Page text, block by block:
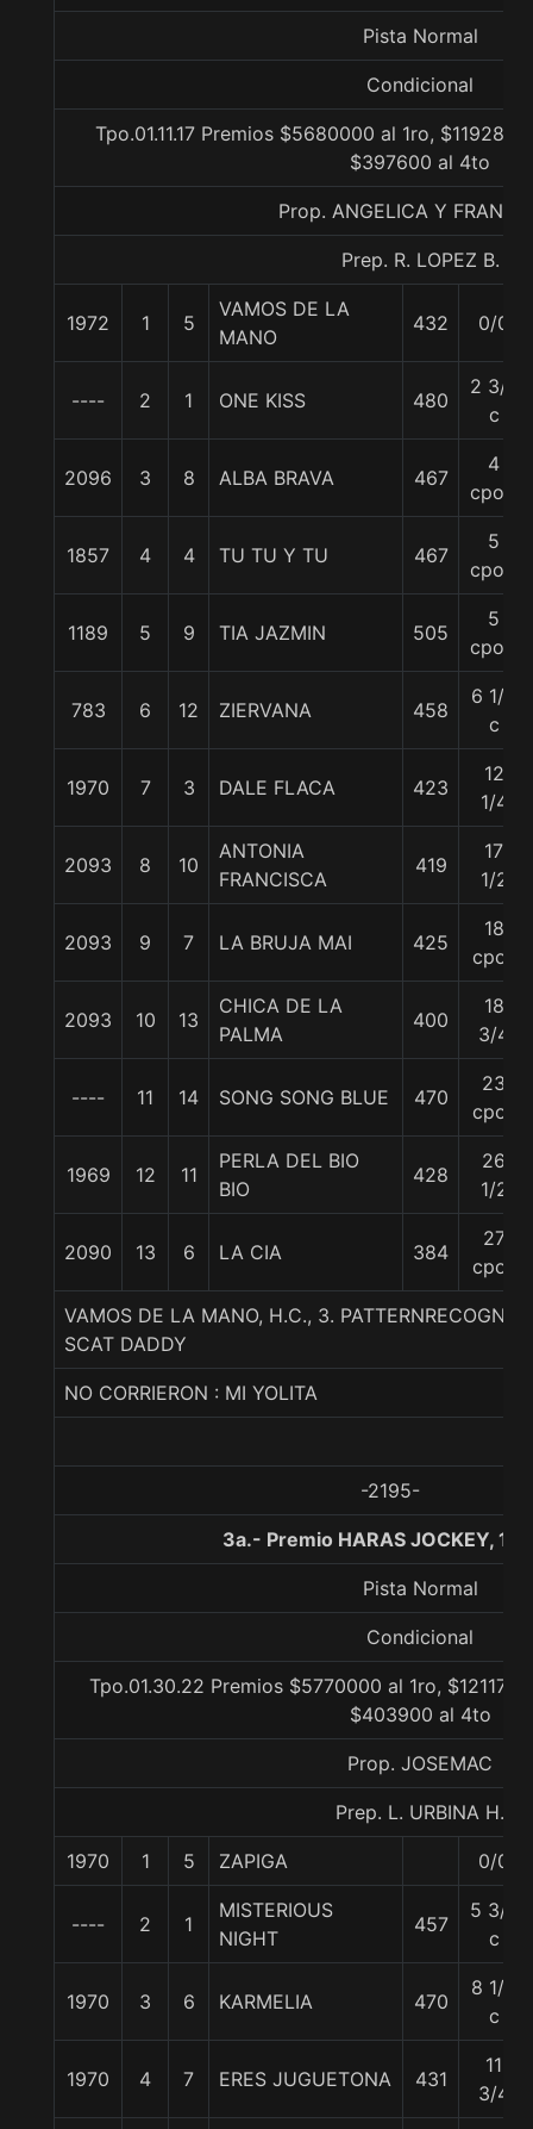
Pista Normal
Condicional
Tpo.01.11.17 Premios $5680000 al 1ro,
$397600 al 4to
Prop. ANGELICA Y
Prep. R. LOPEZ B.
1972 1 5
VAMOS DE LA
MANO
432 0/0
---- 2 1 ONE KISS 480
2 3/4
c
2096 3 8 ALBA BRAVA 467
4
cpos.
1857 4 4 TU TU Y TU 467
5
cpos.
1189 5 9 TIA JAZMIN 505
5
cpos.
783 6 12 ZIERVANA 458
6 1/4
c
1970 7 3 DALE FLACA 423
12
1/4
2093 8 10
ANTONIA
FRANCISCA
419
17
1/2
2093 9 7 LA BRUJA MAI 425
18
cpos
2093 10 13
CHICA DE LA
PALMA
400
18
3/4
---- 11 14 SONG SONG BLUE 470
23
cpos
1969 12 11
PERLA DEL BIO
BIO
428
26
1/2
2090 13 6 LA CIA 384
27
cpos
VAMOS DE LA MANO, H.C., 3.
SCAT DADDY
NO CORRIERON : MI YOLITA
-2195-
3a.- Premio HARAS JOCKEY,
Pista Normal
Condicional
Tpo.01.30.22 Premios $5770000 al 1ro,
$403900 al 4to
Prop. JOSEMAC
Prep. L. URBINA H.
1970 1 5 ZAPIGA 0/0
---- 2 1
MISTERIOUS
NIGHT
457
5 3/4
c
1970 3 6 KARMELIA 470
8 1/4
c
1970 4 7 ERES JUGUETONA 431
11
3/4